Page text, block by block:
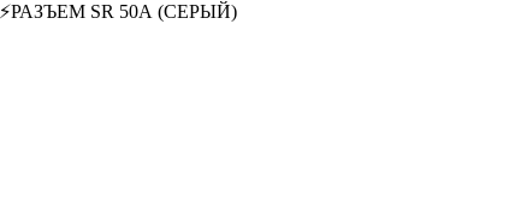
⚡РАЗЪЕМ SR 50А (СЕРЫЙ)